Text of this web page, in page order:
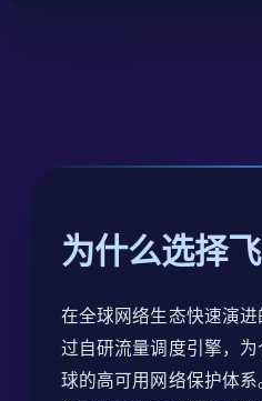
为什么选择
在全球网络生态快速演
过自研流量调度引擎，
球的高可用网络保护体